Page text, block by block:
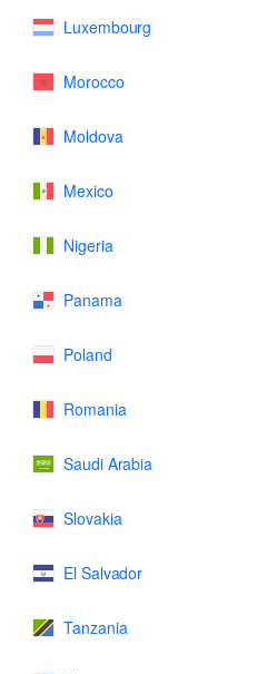
Luxembourg
Morocco
Moldova
Mexico
Nigeria
Panama
Poland
Romania
Saudi Arabia
Slovakia
El Salvador
Tanzania